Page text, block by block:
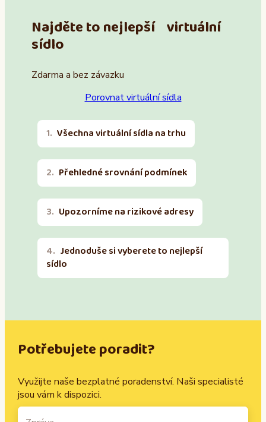
Najděte to nejlepší virtuální
sídlo
Zdarma a bez závazku
Porovnat virtuální sídla
Všechna virtuální sídla na trhu
Přehledné srovnání podmínek
Upozorníme na rizikové adresy
Jednoduše si vyberete to nejlepší
sídlo
Potřebujete poradit?
Využijte naše bezplatné poradenství. Naši specialisté
jsou vám k dispozici.